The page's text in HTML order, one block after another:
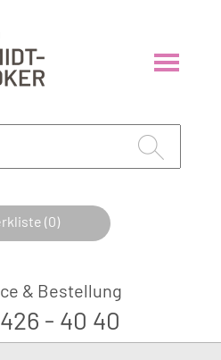
(0)
& Bestellung
- 40 40